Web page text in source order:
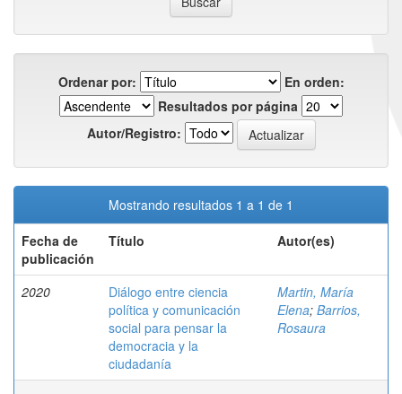
Ordenar por:
En orden:
Resultados por página
Autor/Registro:
Mostrando resultados 1 a 1 de 1
Fecha de
publicación
Título Autor(es)
2020
Diálogo entre ciencia
política y comunicación
social para pensar la
democracia y la
ciudadanía
Martin, María
Elena; Barrios,
Rosaura